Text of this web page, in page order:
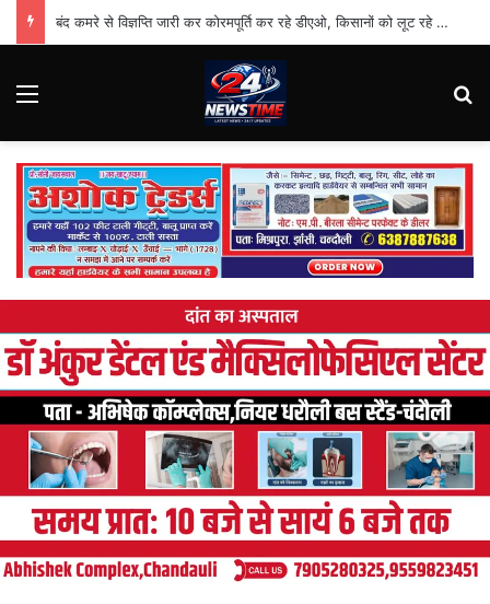
बंद कमरे से विज्ञप्ति जारी कर कोरमपूर्ति कर रहे डीएओ, किसानों को लूट रहे निजी दुकानदार
Menu